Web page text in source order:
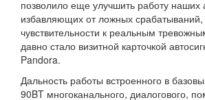
позволило еще улучшить работу наших
избавляющих от ложных срабатываний,
чувствительности к реальным
давно стало визитной карточкой
Pandora.
Дальность работы встроенного в
90BT многоканального, диалогового,